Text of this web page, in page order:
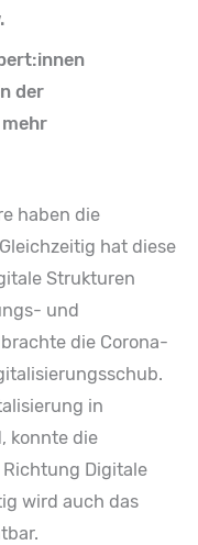
der
haben die
hat diese
Strukturen
und
die Corona-
in
konnte die
Digitale
wird auch das